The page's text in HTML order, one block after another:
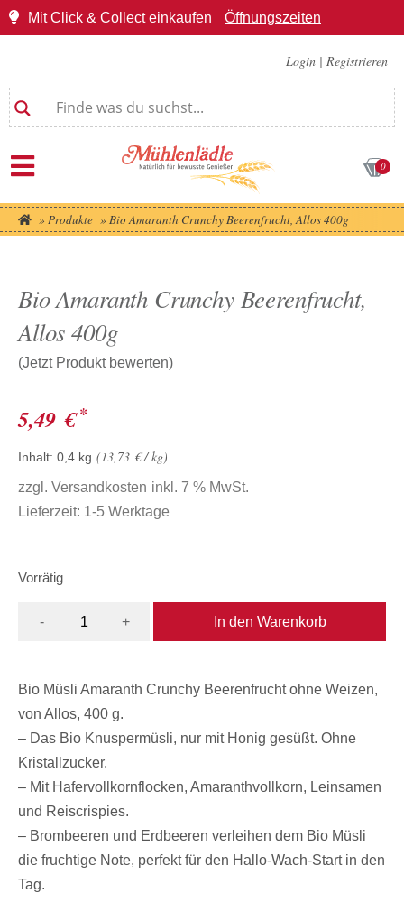
Mit Click & Collect einkaufen Öffnungszeiten
Login | Registrieren
0
» Produkte » Bio Amaranth Crunchy Beerenfrucht, Allos 400g
Bio Amaranth Crunchy Beerenfrucht,
Allos 400g
(Jetzt Produkt bewerten)
5,49 € *
Inhalt: 0,4 kg 13,73 €/kg
zzgl. Versandkosten inkl. 7 % MwSt.
Lieferzeit: 1-5 Werktage
Vorrätig
- + In den Warenkorb
Bio Müsli Amaranth Crunchy Beerenfrucht ohne Weizen,
von Allos, 400 g.
– Das Bio Knuspermüsli, nur mit Honig gesüßt. Ohne
Kristallzucker.
– Mit Hafervollkornflocken, Amaranthvollkorn, Leinsamen
und Reiscrispies.
– Brombeeren und Erdbeeren verleihen dem Bio Müsli
die fruchtige Note, perfekt für den Hallo-Wach-Start in den
Tag.